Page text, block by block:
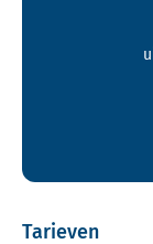
Tarieven